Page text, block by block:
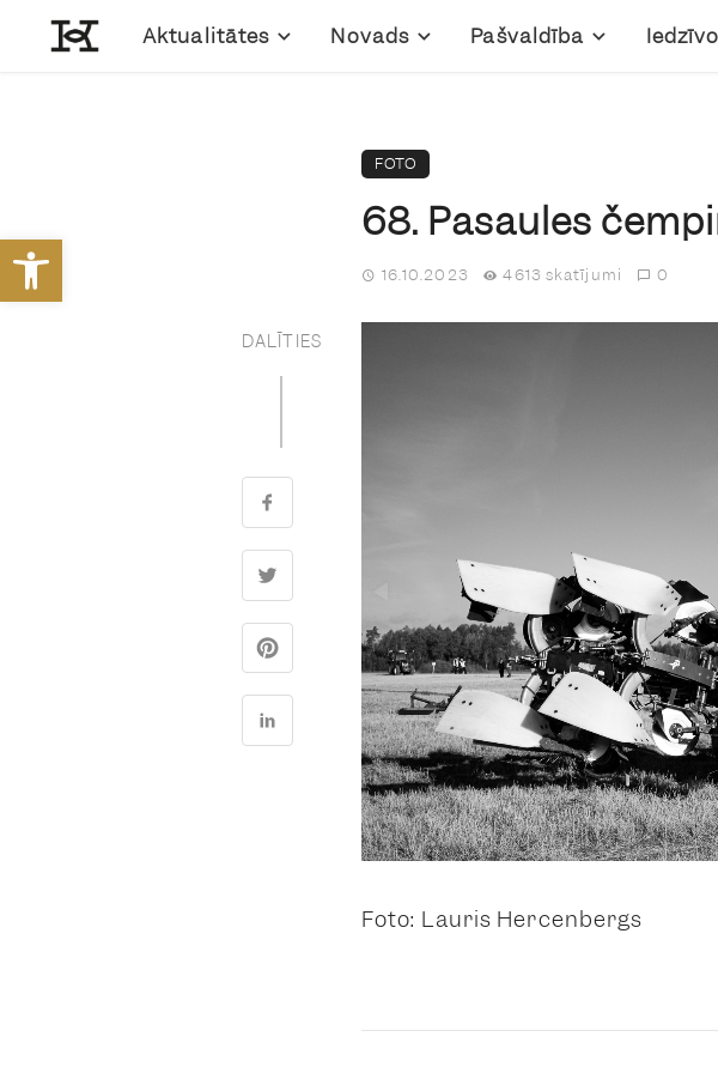
Open toolbar
Aktualitātes Novads Pašvaldība
FOTO
68. Pasaules
16.10.2023 4613 skatījumi 0
DALĪTIES
Foto: Lauris Hercenbergs